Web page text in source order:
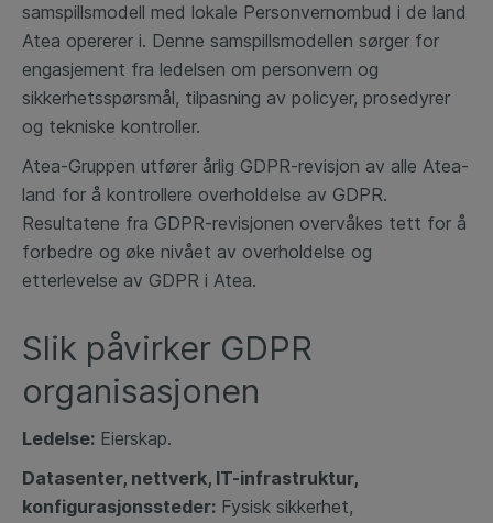
samspillsmodell med lokale Personvernombud i de land
Atea opererer i. Denne samspillsmodellen sørger for
engasjement fra ledelsen om personvern og
sikkerhetsspørsmål, tilpasning av policyer, prosedyrer
og tekniske kontroller.
Atea-Gruppen utfører årlig GDPR-revisjon av alle Atea-
land for å kontrollere overholdelse av GDPR.
Resultatene fra GDPR-revisjonen overvåkes tett for å
forbedre og øke nivået av overholdelse og
etterlevelse av GDPR i Atea.
Slik påvirker GDPR
organisasjonen
Ledelse: Eierskap.
Datasenter, nettverk, IT-infrastruktur,
konfigurasjonssteder: Fysisk sikkerhet,